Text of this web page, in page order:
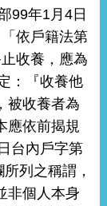
99年1月4日
依戶籍法第
收養，應為
：『收養他
被收養者為
應依前揭規
台內戶字第
列之稱謂，
非個人本身